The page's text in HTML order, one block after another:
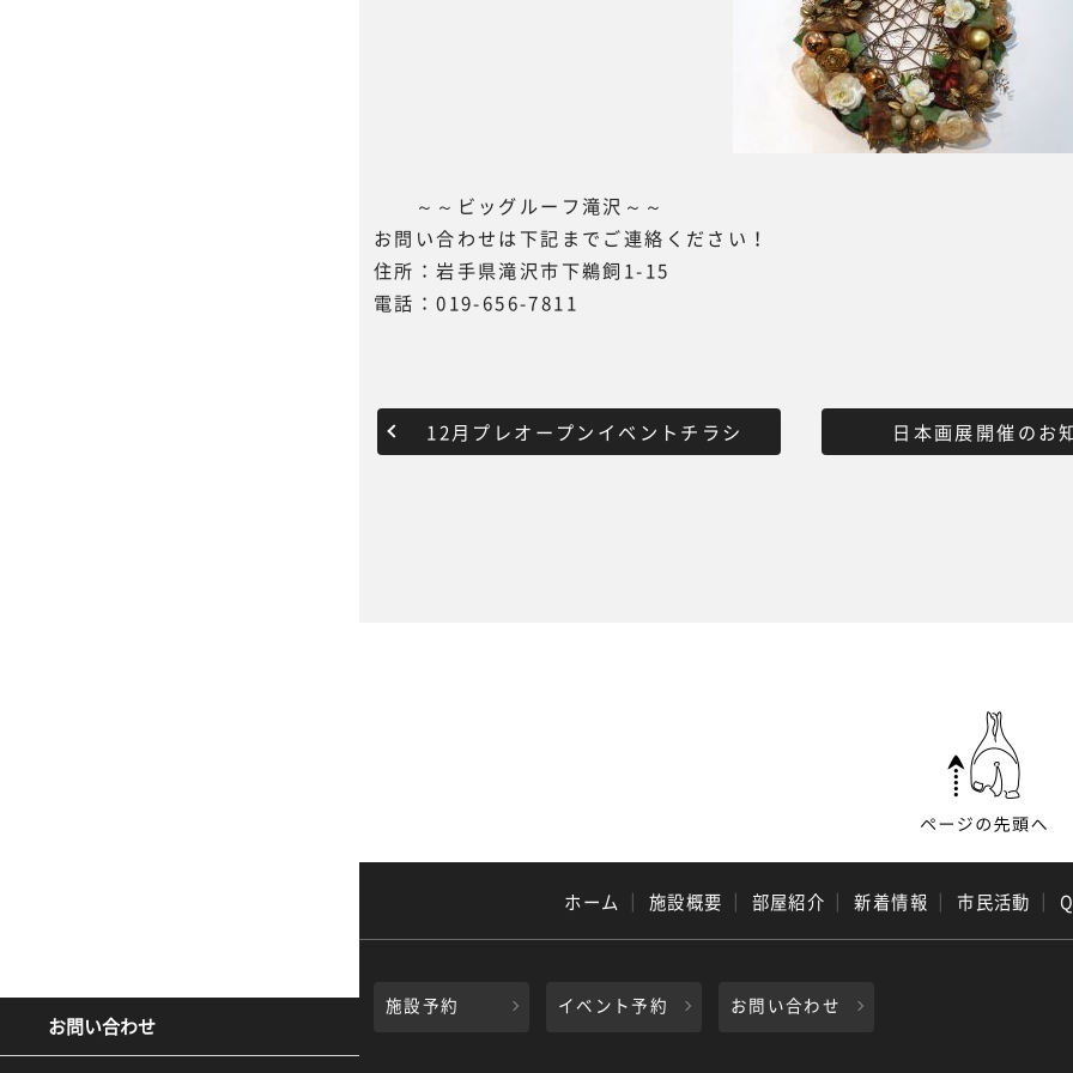
お問い合わせ
～～ビッグルーフ滝沢～～
お問い合わせは下記までご連絡ください！
住所：岩手県滝沢市下鵜飼1-15
電話：019-656-7811
12月プレオープンイベントチラシ 日本画展開催のお
ホーム ｜ 施設概要 ｜ 部屋紹介 ｜ 新着情報 ｜ 市民活動 ｜
施設予約 イベント予約 お問い合わせ